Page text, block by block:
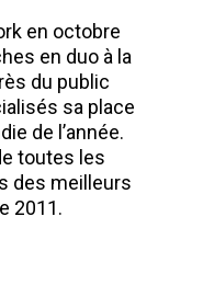
en octobre
en duo à la
du public
sa place
de l’année.
toutes les
des meilleurs
2011.